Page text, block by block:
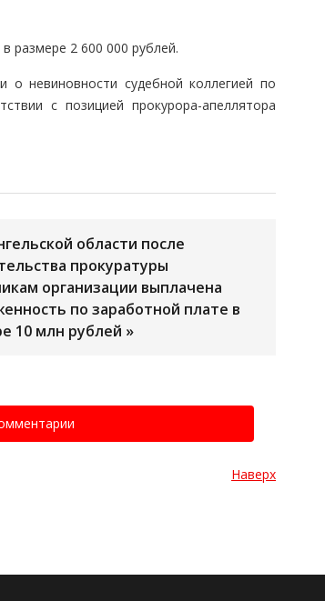
размере 2 600 000 рублей.
невиновности судебной коллегией по
с позицией прокурора-апеллятора
области после
прокуратуры
организации выплачена
по заработной плате в
10 млн рублей »
Наверх